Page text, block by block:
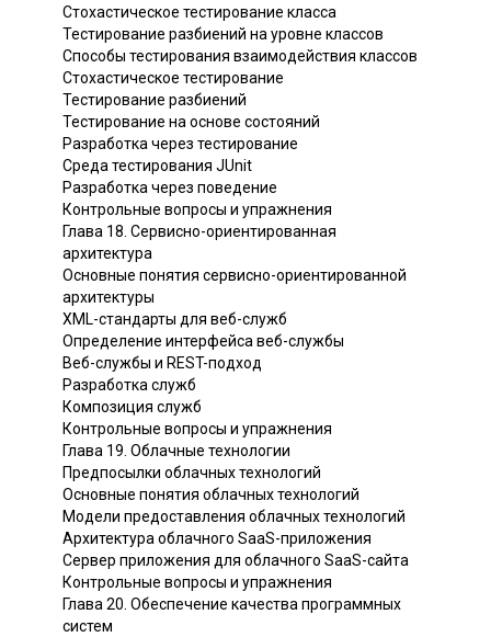
Стохастическое тестирование класса
Тестирование разбиений на уровне классов
Способы тестирования взаимодействия классов
Стохастическое тестирование
Тестирование разбиений
Тестирование на основе состояний
Разработка через тестирование
Среда тестирования JUnit
Разработка через поведение
Контрольные вопросы и упражнения
Глава 18. Сервисно-ориентированная
архитектура
Основные понятия сервисно-ориентированной
архитектуры
XML-стандарты для веб-служб
Определение интерфейса веб-службы
Веб-службы и REST-подход
Разработка служб
Композиция служб
Контрольные вопросы и упражнения
Глава 19. Облачные технологии
Предпосылки облачных технологий
Основные понятия облачных технологий
Модели предоставления облачных технологий
Архитектура облачного SaaS-приложения
Сервер приложения для облачного SaaS-сайта
Контрольные вопросы и упражнения
Глава 20. Обеспечение качества программных
систем